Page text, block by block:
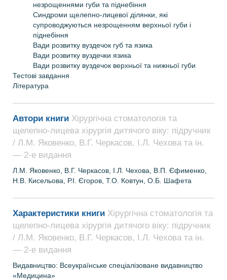
незрощеннями губи та піднебіння
Синдроми щелепно-лицевої ділянки, які
супроводжую­ться незрощенням верхньої губи і
піднебіння
Вади розвитку вуздечок губ та язика
Вади розвитку вуздечки язика
Вади розвитку вуздечок верхньої та нижньої губи
Тестові завдання
Література
Автори книги Хірургічна стоматологія та
щелепно-лицева хірургія дитячого віку: підручник
/ Л.М. Яковенко, В.Г. Черкасов, І.Л. Чехова та ін.
— 2-е видання
Л.М. Яковенко, В.Г. Черкасов, І.Л. Чехова, В.П. Єфименко,
Н.В. Кисельова, Р.І. Єгоров, Т.О. Ковтун, О.Б. Шафета
Характеристики книги Хірургічна стоматологія та
щелепно-лицева хірургія дитячого віку: підручник
/ Л.М. Яковенко, В.Г. Черкасов, І.Л. Чехова та ін.
— 2-е видання
Видавництво: Всеукраїнське спеціалізоване видавництво
«Медицина»